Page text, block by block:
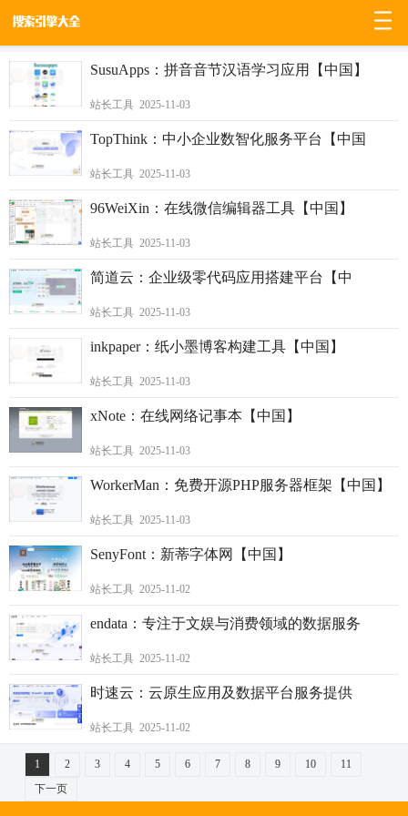
/
SusuApps：拼音音节汉语学习应用【中国】
站长工具 2025-11-03
TopThink：中小企业数智化服务平台【中国
站长工具 2025-11-03
96WeiXin：在线微信编辑器工具【中国】
站长工具 2025-11-03
简道云：企业级零代码应用搭建平台【中
站长工具 2025-11-03
inkpaper：纸小墨博客构建工具【中国】
站长工具 2025-11-03
xNote：在线网络记事本【中国】
站长工具 2025-11-03
WorkerMan：免费开源PHP服务器框架【中国】
站长工具 2025-11-03
SenyFont：新蒂字体网【中国】
站长工具 2025-11-02
endata：专注于文娱与消费领域的数据服务
站长工具 2025-11-02
时速云：云原生应用及数据平台服务提供
站长工具 2025-11-02
1 2 3 4 5 6 7 8 9 10
11
下一页